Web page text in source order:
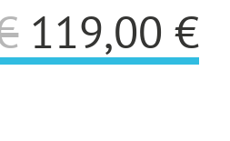
Le
prix
119,00€